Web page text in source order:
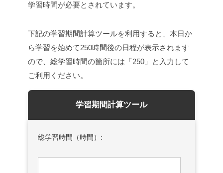
学習時間が必要とされています。
下記の学習期間計算ツールを利用すると、本日か
ら学習を始めて250時間後の日程が表示されます
ので、総学習時間の箇所には「250」と入力して
ご利用ください。
学習期間計算ツール
総学習時間（時間）: